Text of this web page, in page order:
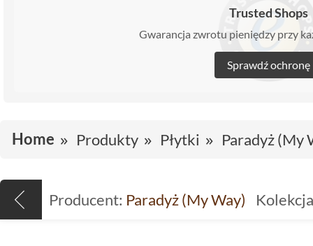
Trusted Shops
Gwarancja zwrotu pieniędzy przy
Sprawdź ochronę
Home Produkty Płytki Paradyż (My
Producent: Paradyż (My Way)